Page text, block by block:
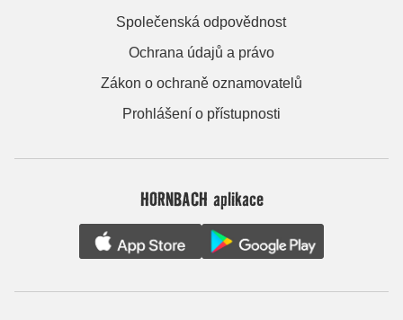
Společenská odpovědnost
Ochrana údajů a právo
Zákon o ochraně oznamovatelů
Prohlášení o přístupnosti
HORNBACH aplikace